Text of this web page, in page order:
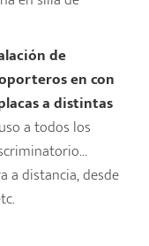
de
en con
a distintas
a todos los
a distancia, desde